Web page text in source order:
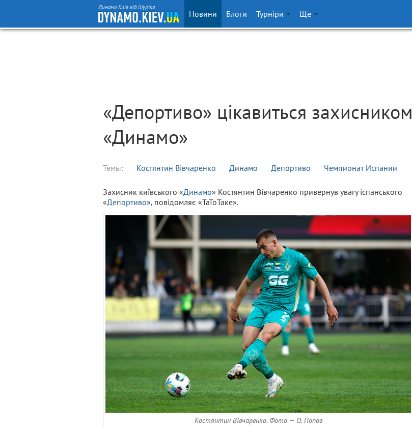
Динамо Київ від Шуріка
Новини Блоги Турніри Ще
«Депортиво» цікавиться захисником
«Динамо»
Темы: Костянтин Вівчаренко Динамо Депортиво Чемпионат Испании
Захисник київського «Динамо» Костянтин Вівчаренко привернув увагу іспанського
«Депортиво», повідомляє «ТаТоТаке».
Костянтин Вівчаренко. Фото — О. Попов